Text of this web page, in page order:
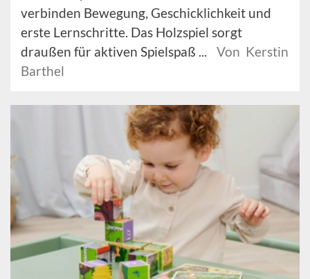
verbinden Bewegung, Geschicklichkeit und
erste Lernschritte. Das Holzspiel sorgt
draußen für aktiven Spielspaß ...
Von Kerstin
Barthel